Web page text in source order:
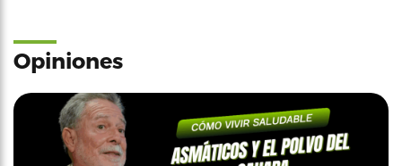
Opiniones